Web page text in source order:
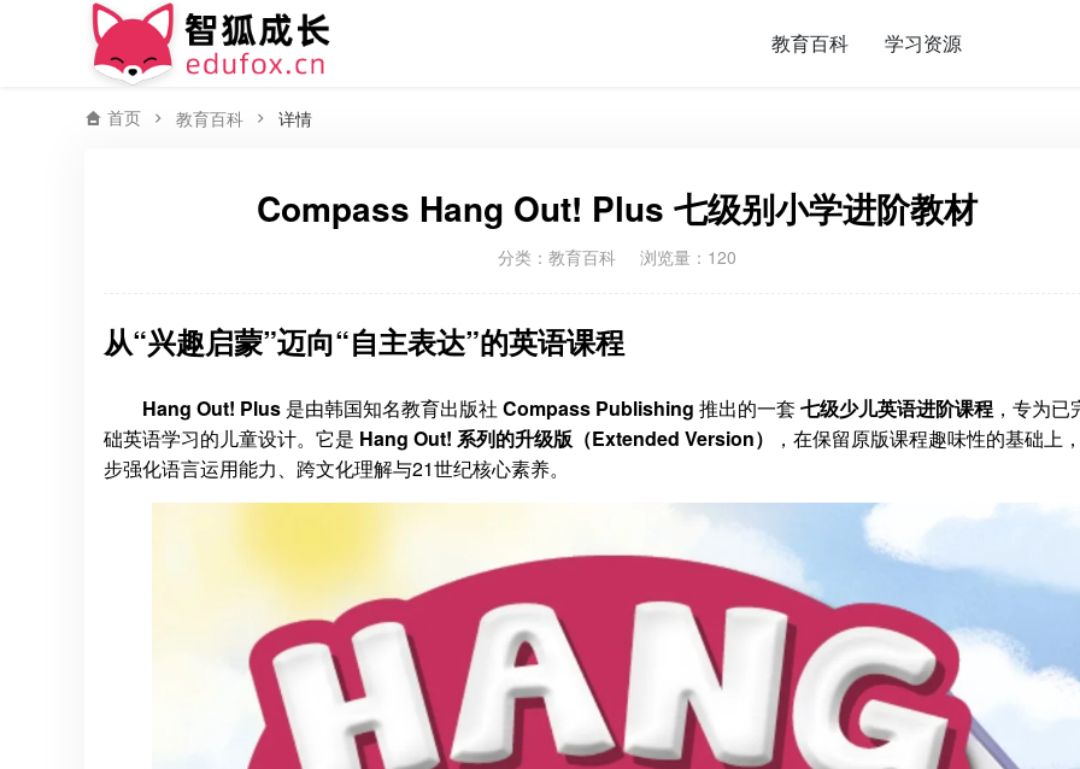
教育百科 学习资源
首页 教育百科 详情
Compass Hang Out! Plus 七级别小学进阶教材
分类： 教育百科 浏览量：120
从“兴趣启蒙”迈向“自主表达”的英语课程
Hang Out! Plus 是由韩国知名教育出版社 Compass Publishing 推出的一套 七级少儿英语进阶课程 ，专为已
础英语学习的儿童设计。它是 Hang Out! 系列的升级版（Extended Version）
，在保留原版课程趣味性的基础上
步强化语言运用能力、跨文化理解与21世纪核心素养。